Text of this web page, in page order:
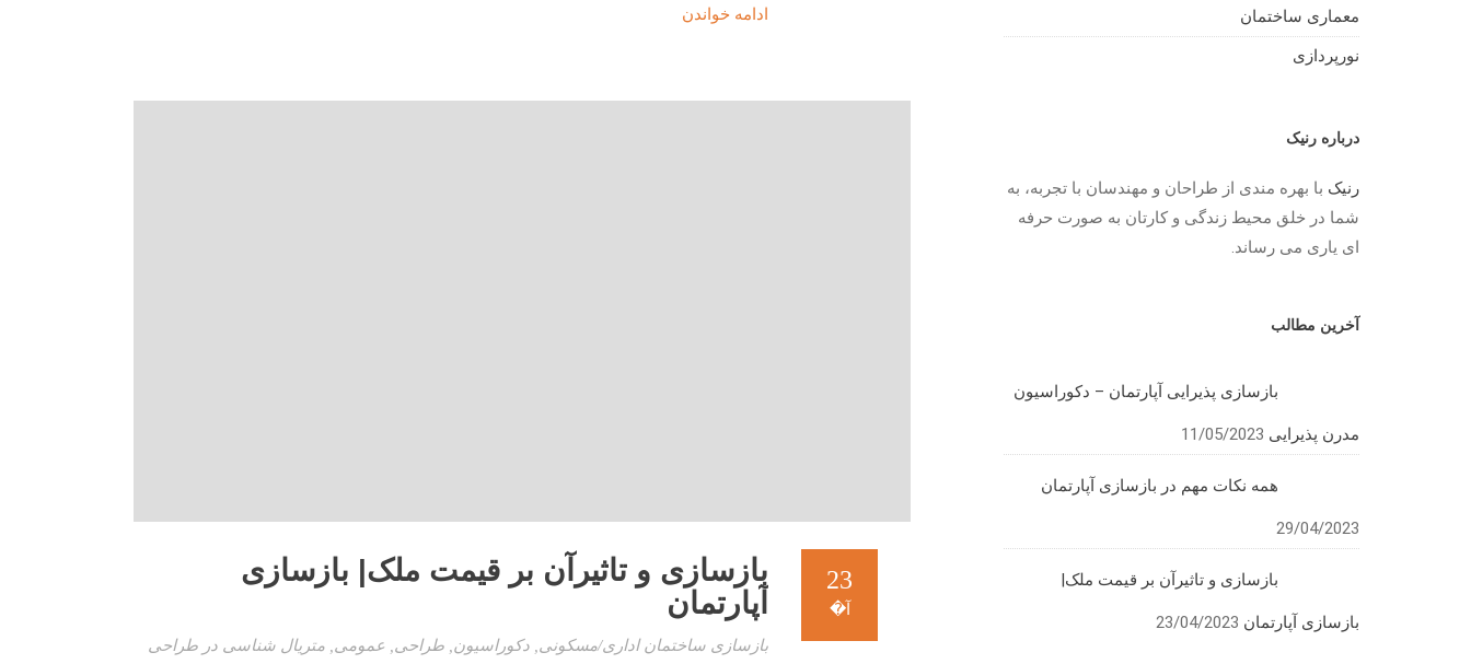
ادامه خواندن
23
آ�
بازسازی و تاثیرآن بر قیمت ملک| بازسازی
آپارتمان
بازسازی ساختمان اداری/مسکونی دکوراسیون طراحی عمومی متریال شناسی در طراحی
معماری ساختمان
نورپردازی
درباره رنیک
رنیک با بهره مندی از طراحان و مهندسان با تجربه، به
شما در خلق محیط زندگی و کارتان به صورت حرفه
ای یاری می رساند.
آخرین مطالب
بازسازی پذیرایی آپارتمان – دکوراسیون
مدرن پذیرایی 11/05/2023
همه نکات مهم در بازسازی آپارتمان
29/04/2023
بازسازی و تاثیرآن بر قیمت ملک|
بازسازی آپارتمان 23/04/2023